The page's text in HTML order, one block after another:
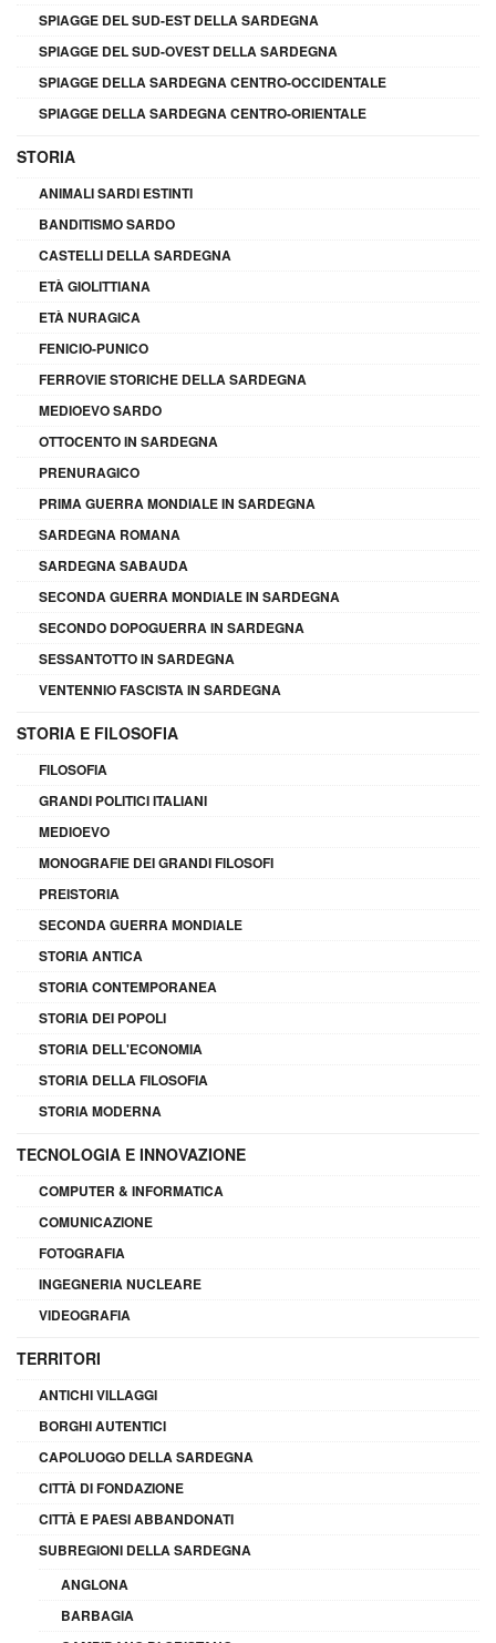
SPIAGGE DEL SUD-EST DELLA SARDEGNA
SPIAGGE DEL SUD-OVEST DELLA SARDEGNA
SPIAGGE DELLA SARDEGNA CENTRO-OCCIDENTALE
SPIAGGE DELLA SARDEGNA CENTRO-ORIENTALE
STORIA
ANIMALI SARDI ESTINTI
BANDITISMO SARDO
CASTELLI DELLA SARDEGNA
ETÀ GIOLITTIANA
ETÀ NURAGICA
FENICIO-PUNICO
FERROVIE STORICHE DELLA SARDEGNA
MEDIOEVO SARDO
OTTOCENTO IN SARDEGNA
PRENURAGICO
PRIMA GUERRA MONDIALE IN SARDEGNA
SARDEGNA ROMANA
SARDEGNA SABAUDA
SECONDA GUERRA MONDIALE IN SARDEGNA
SECONDO DOPOGUERRA IN SARDEGNA
SESSANTOTTO IN SARDEGNA
VENTENNIO FASCISTA IN SARDEGNA
STORIA E FILOSOFIA
FILOSOFIA
GRANDI POLITICI ITALIANI
MEDIOEVO
MONOGRAFIE DEI GRANDI FILOSOFI
PREISTORIA
SECONDA GUERRA MONDIALE
STORIA ANTICA
STORIA CONTEMPORANEA
STORIA DEI POPOLI
STORIA DELL'ECONOMIA
STORIA DELLA FILOSOFIA
STORIA MODERNA
TECNOLOGIA E INNOVAZIONE
COMPUTER & INFORMATICA
COMUNICAZIONE
FOTOGRAFIA
INGEGNERIA NUCLEARE
VIDEOGRAFIA
TERRITORI
ANTICHI VILLAGGI
BORGHI AUTENTICI
CAPOLUOGO DELLA SARDEGNA
CITTÀ DI FONDAZIONE
CITTÀ E PAESI ABBANDONATI
SUBREGIONI DELLA SARDEGNA
ANGLONA
BARBAGIA